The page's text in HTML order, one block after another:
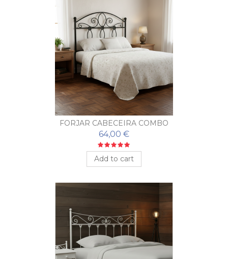
FORJAR CABECEIRA COMBO
64,00 €
Add to cart